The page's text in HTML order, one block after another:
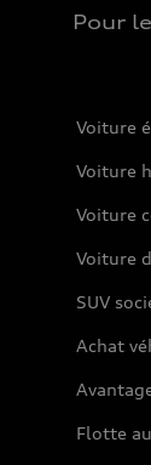
Pour
Voiture
Voiture
Voiture
Voiture
SUV
Achat
Flotte